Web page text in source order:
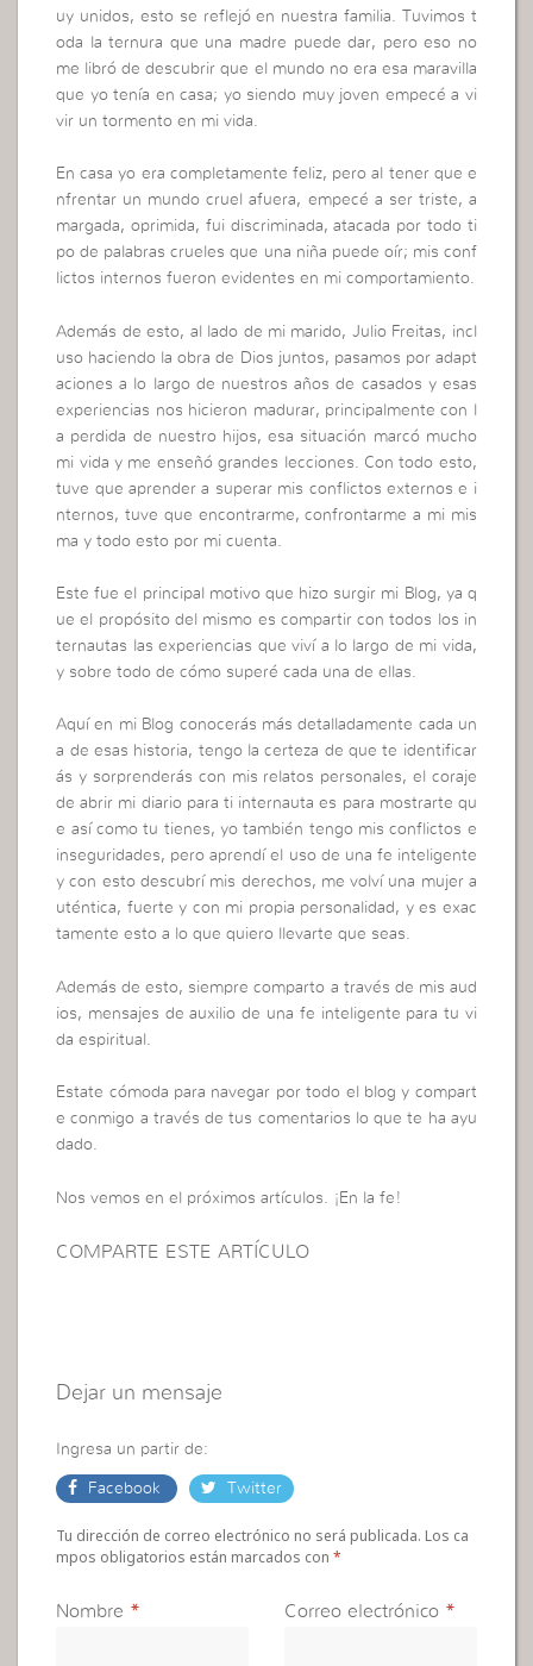
uy unidos, esto se reflejó en nuestra familia. Tuvimos t
oda la ternura que una madre puede dar, pero eso no
me libró de descubrir que el mundo no era esa maravilla
que yo tenía en casa; yo siendo muy joven empecé a vi
vir un tormento en mi vida.
En casa yo era completamente feliz, pero al tener que e
nfrentar un mundo cruel afuera, empecé a ser triste, a
margada, oprimida, fui discriminada, atacada por todo ti
po de palabras crueles que una niña puede oír; mis conf
lictos internos fueron evidentes en mi comportamiento.
Además de esto, al lado de mi marido, Julio Freitas, incl
uso haciendo la obra de Dios juntos, pasamos por adapt
aciones a lo largo de nuestros años de casados y esas
experiencias nos hicieron madurar, principalmente con l
a perdida de nuestro hijos, esa situación marcó mucho
mi vida y me enseñó grandes lecciones. Con todo esto,
tuve que aprender a superar mis conflictos externos e i
nternos, tuve que encontrarme, confrontarme a mi mis
ma y todo esto por mi cuenta.
Este fue el principal motivo que hizo surgir mi Blog, ya q
ue el propósito del mismo es compartir con todos los in
ternautas las experiencias que viví a lo largo de mi vida,
y sobre todo de cómo superé cada una de ellas.
Aquí en mi Blog conocerás más detalladamente cada un
a de esas historia, tengo la certeza de que te identificar
ás y sorprenderás con mis relatos personales, el coraje
de abrir mi diario para ti internauta es para mostrarte qu
e así como tu tienes, yo también tengo mis conflictos e
inseguridades, pero aprendí el uso de una fe inteligente
y con esto descubrí mis derechos, me volví una mujer a
uténtica, fuerte y con mi propia personalidad, y es exac
tamente esto a lo que quiero llevarte que seas.
Además de esto, siempre comparto a través de mis aud
ios, mensajes de auxilio de una fe inteligente para tu vi
da espiritual.
Estate cómoda para navegar por todo el blog y compart
e conmigo a través de tus comentarios lo que te ha ayu
dado.
Nos vemos en el próximos artículos. ¡En la fe!
COMPARTE ESTE ARTÍCULO
Dejar un mensaje
Ingresa un partir de:
Facebook Twitter
Tu dirección de correo electrónico no será publicada. Los ca
mpos obligatorios están marcados con*
Nombre * Correo electrónico *